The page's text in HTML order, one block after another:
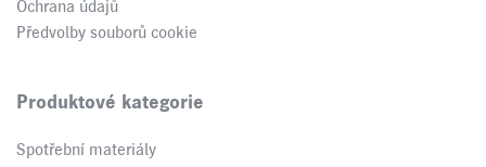
Ochrana údajů
Předvolby souborů cookie
Produktové kategorie
Spotřební materiály